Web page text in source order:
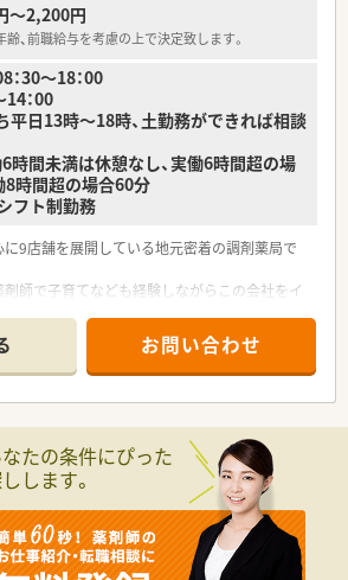
～2,200円
、前職給与を考慮の上で決定致します。
30～18：00
：00
日13時～18時、土勤務ができれば相談
時間未満は休憩なし、実働6時間超の場
8時間超の場合60分
フト制勤務
9店舗を展開している地元密着の調剤薬局で
師で子育てなども経験しながらこの会社をイ
性薬剤師様への理解が深く、子育てや家庭との
っかり配慮いただけます。
クリニックとのマンツーマンの店舗で、門前
良好なところが多いです。
用意されるなどのイベントもあり、
りも意識しながら運営をされいます。
いる方が多く、平均年齢は40～60代とベテラ
お問い合わせ
たの条件にぴった
します。